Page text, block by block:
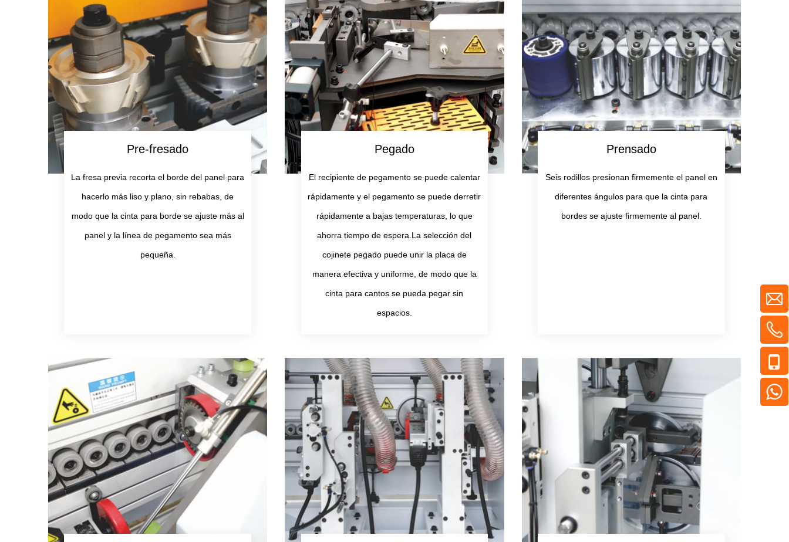
Pre-fresado
La fresa previa recorta el borde del panel para
hacerlo más liso y plano, sin rebabas, de
modo que la cinta para borde se ajuste más al
panel y la línea de pegamento sea más
pequeña.
Pegado
El recipiente de pegamento se puede calentar
rápidamente y el pegamento se puede derretir
rápidamente a bajas temperaturas, lo que
ahorra tiempo de espera.La selección del
cojinete pegado puede unir la placa de
manera efectiva y uniforme, de modo que la
cinta para cantos se pueda pegar sin
espacios.
Prensado
Seis rodillos presionan firmemente el panel en
diferentes ángulos para que la cinta para
bordes se ajuste firmemente al panel.